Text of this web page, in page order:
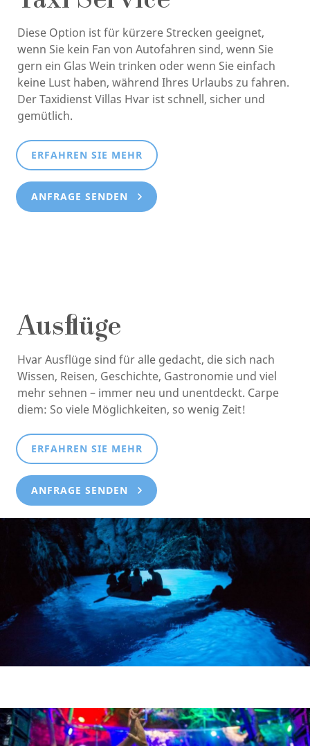
Diese Option ist für kürzere Strecken geeignet,
wenn Sie kein Fan von Autofahren sind, wenn Sie
gern ein Glas Wein trinken oder wenn Sie einfach
keine Lust haben, während Ihres Urlaubs zu fahren.
Der Taxidienst Villas Hvar ist schnell, sicher und
gemütlich.
ERFAHREN SIE MEHR
ANFRAGE SENDEN
Ausflüge
Hvar Ausflüge sind für alle gedacht, die sich nach
Wissen, Reisen, Geschichte, Gastronomie und viel
mehr sehnen – immer neu und unentdeckt. Carpe
diem: So viele Möglichkeiten, so wenig Zeit!
ERFAHREN SIE MEHR
ANFRAGE SENDEN